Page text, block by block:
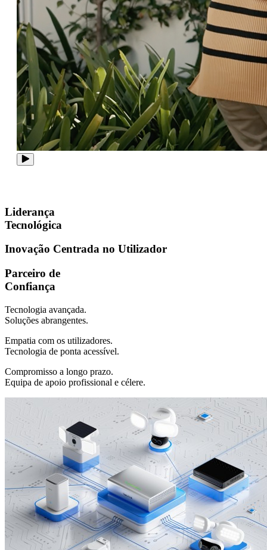
Liderança
Tecnológica
Inovação Centrada no Utilizador
Parceiro de
Confiança
Tecnologia avançada.
Soluções abrangentes.
Empatia com os utilizadores.
Tecnologia de ponta acessível.
Compromisso a longo prazo.
Equipa de apoio profissional e célere.